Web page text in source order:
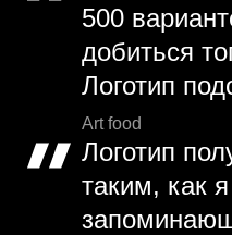
500
добиться
Логотип
Art food
Логотип
таким, как